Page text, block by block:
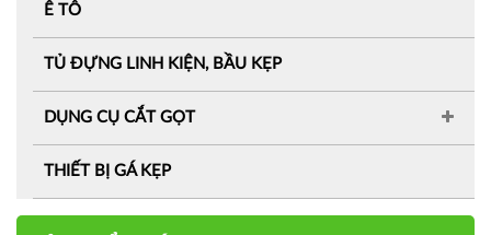
Ê TÔ
TỦ ĐỰNG LINH KIỆN, BẦU KẸP
DỤNG CỤ CẮT GỌT
THIẾT BỊ GÁ KẸP